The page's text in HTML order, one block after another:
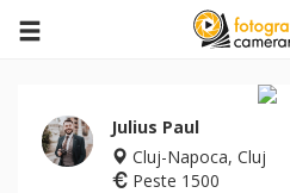
Julius Paul
Cluj-Napoca, Cluj
Peste 1500